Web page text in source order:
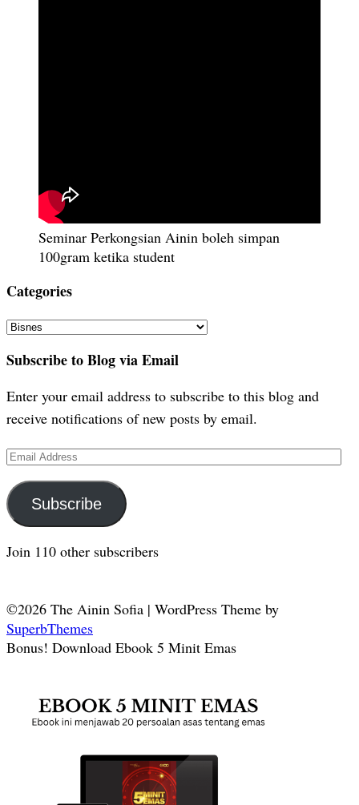
Seminar Perkongsian Ainin boleh simpan
100gram ketika student
Categories
Categories
Subscribe to Blog via Email
Enter your email address to subscribe to this blog and
receive notifications of new posts by email.
Email
Address
Subscribe
Join 110 other subscribers
©2026 The Ainin Sofia | WordPress Theme by
SuperbThemes
Bonus! Download Ebook 5 Minit Emas